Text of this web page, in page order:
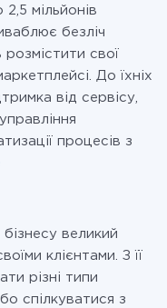
мільйонів
безліч
розмістити свої
До їхніх
від сервісу,
процесів з
великий
клієнтами. З її
різні типи
спілкуватися з